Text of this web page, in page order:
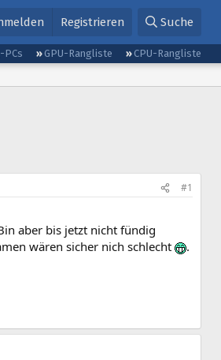
Registrieren Suche
PCs GPU-Rangliste
CPU-Rangliste
#1
aber bis jetzt nicht fündig
wären sicher nich schlecht
.